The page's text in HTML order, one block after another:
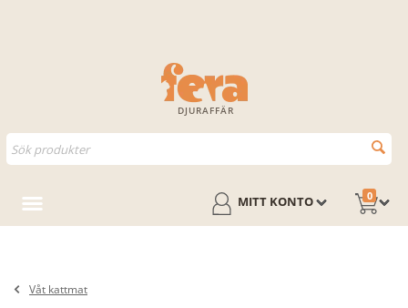
DJURAFFÄR
0
MITT KONTO
Våt kattmat